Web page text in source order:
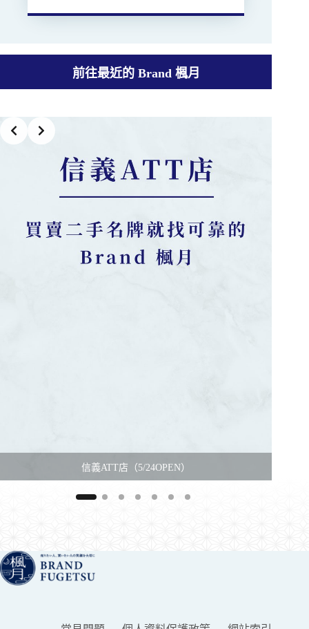
前往最近的 Brand 楓月
信義ATT店（5/24OPEN）